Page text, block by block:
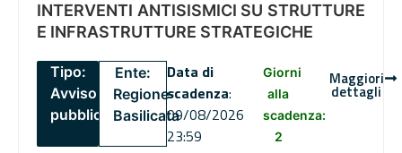
INTERVENTI ANTISISMICI SU STRUTTURE
E INFRASTRUTTURE STRATEGICHE
Tipo:
Avviso
pubblico
Ente:
Regione
Basilicata
Data di
scadenza:
09/08/2026
23:59
Giorni
alla
scadenza:
2
Maggiori
dettagli